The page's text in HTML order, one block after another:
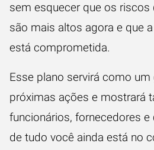
sem esquecer que os riscos
são mais altos agora e que
está comprometida.
Esse plano servirá como um
próximas ações e mostrará
funcionários, fornecedores
de tudo você ainda está no